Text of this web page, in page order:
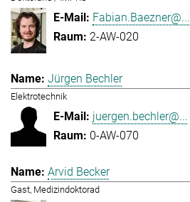
Fabian.Baezner@...
2-AW-020
Jürgen Bechler
Elektrotechnik
juergen.bechler@...
0-AW-070
Arvid Becker
Gast, Medizindoktorad